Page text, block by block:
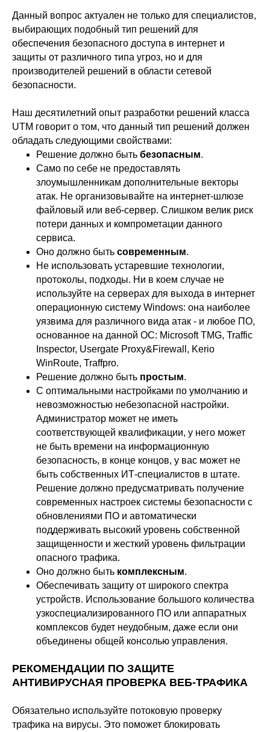
Данный вопрос актуален не только для специалистов,
выбирающих подобный тип решений для
обеспечения безопасного доступа в интернет и
защиты от различного типа угроз, но и для
производителей решений в области сетевой
безопасности.
Наш десятилетний опыт разработки решений класса
UTM говорит о том, что данный тип решений должен
обладать следующими свойствами:
Решение должно быть безопасным.
Само по себе не предоставлять
злоумышленникам дополнительные векторы
атак. Не организовывайте на интернет-шлюзе
файловый или веб-сервер. Слишком велик риск
потери данных и компрометации данного
сервиса.
Оно должно быть современным.
Не использовать устаревшие технологии,
протоколы, подходы. Ни в коем случае не
используйте на серверах для выхода в интернет
операционную систему Windows: она наиболее
уязвима для различного вида атак - и любое ПО,
основанное на данной ОС: Microsoft TMG, Traffic
Inspector, Usergate Proxy&Firewall , Kerio
WinRoute, Traffpro.
Решение должно быть простым.
С оптимальными настройками по умолчанию и
невозможностью небезопасной настройки.
Администратор может не иметь
соответствующей квалификации, у него может
не быть времени на информационную
безопасность, в конце концов, у вас может не
быть собственных ИТ-специалистов в штате.
Решение должно предусматривать получение
современных настроек системы безопасности с
обновлениями ПО и автоматически
поддерживать высокий уровень собственной
защищенности и жесткий уровень фильтрации
опасного трафика.
Оно должно быть комплексным.
Обеспечивать защиту от широкого спектра
устройств. Использование большого количества
узкоспециализированного ПО или аппаратных
комплексов будет неудобным, даже если они
объединены общей консолью управления.
РЕКОМЕНДАЦИИ ПО ЗАЩИТЕ
АНТИВИРУСНАЯ ПРОВЕРКА ВЕБ-ТРАФИКА
Обязательно используйте потоковую проверку
трафика на вирусы. Это поможет блокировать